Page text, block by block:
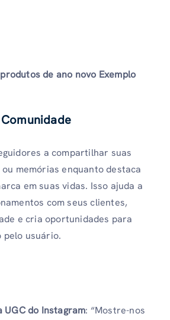
de ano novo Exemplo
a compartilhar suas
memórias enquanto destaca
em suas vidas. Isso ajuda a
com seus clientes,
e cria oportunidades para
pelo usuário.
UGC do Instagram: “Mostre-nos